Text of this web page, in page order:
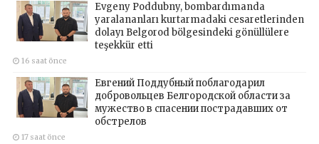
Evgeny Poddubny, bombardımanda
yaralananları kurtarmadaki cesaretlerinden
dolayı Belgorod bölgesindeki gönüllülere
teşekkür etti
16 saat önce
Евгений Поддубный поблагодарил
добровольцев Белгородской области за
мужество в спасении пострадавших от
обстрелов
17 saat önce